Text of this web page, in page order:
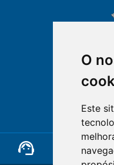
O
Este
support_agent